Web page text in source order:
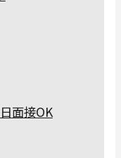
面接OK